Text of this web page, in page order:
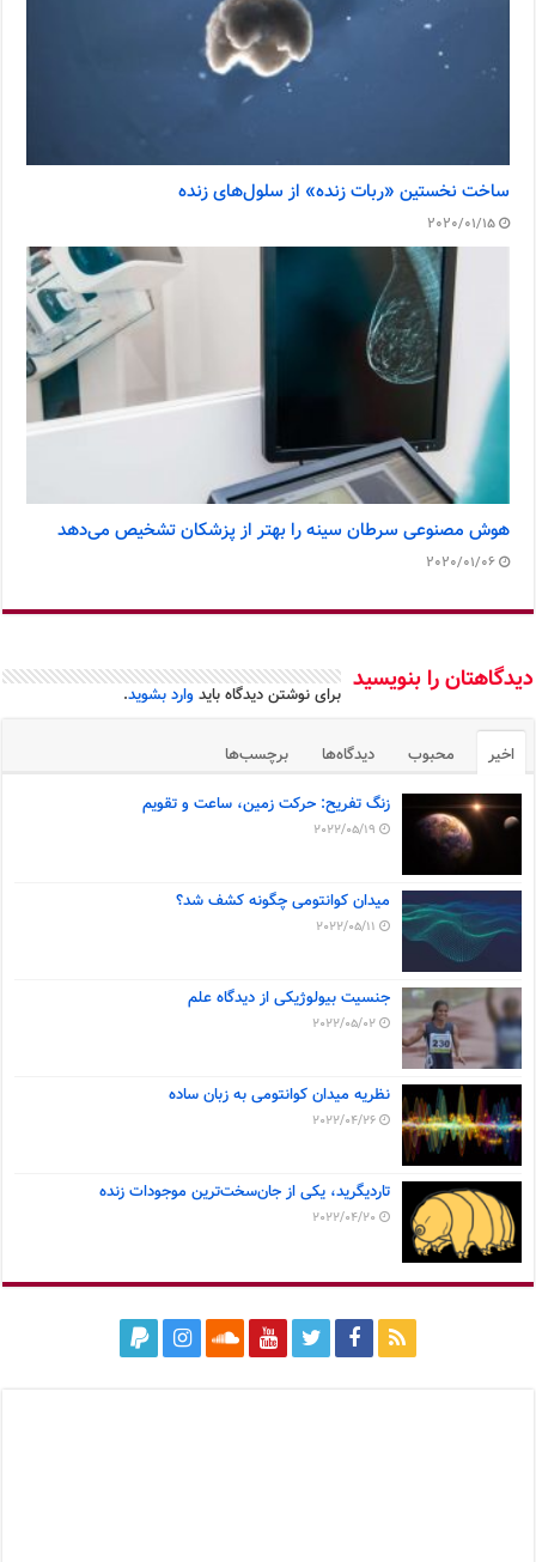
ساخت نخستین «ربات زنده» از سلول‌های زنده
2020/01/15
هوش مصنوعی سرطان سینه را بهتر از پزشکان تشخیص می‌دهد
2020/01/06
دیدگاهتان را بنویسید برای نوشتن دیدگاه بایدوارد بشوید.
اخیر محبوب دیدگاه‌ها برچسب‌ها
زنگ تفریح: حرکت زمین، ساعت و تقویم
2022/05/19
میدان کوانتومی چگونه کشف شد؟
2022/05/11
جنسیت بیولوژیکی از دیدگاه علم
2022/05/02
نظریه میدان کوانتومی به زبان ساده
2022/04/26
تاردیگرید، یکی از جان‌سخت‌ترین موجودات زنده
2022/04/20